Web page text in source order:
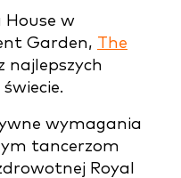
House w
Garden, The
najlepszych
wymagania
tancerzom
Royal